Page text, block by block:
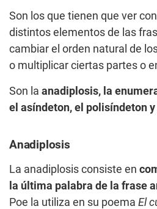
Son los que tienen que ver
distintos elementos de las
cambiar el orden natural de
o multiplicar ciertas partes o
Son la anadiplosis, la
el asíndeton, el polisíndeton
Anadiplosis
La anadiplosis consiste en
la última palabra de la frase
Poe la utiliza en su poema El